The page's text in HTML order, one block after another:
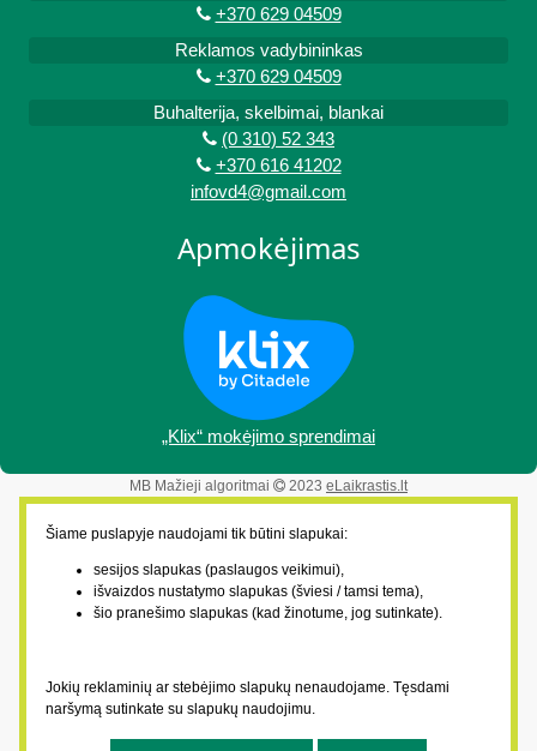
+370 629 04509
Reklamos vadybininkas
+370 629 04509
Buhalterija, skelbimai, blankai
(0 310) 52 343
+370 616 41202
infovd4@gmail.com
Apmokėjimas
„Klix“ mokėjimo sprendimai
MB Mažieji algoritmai 2023 eLaikrastis.lt
Šiame puslapyje naudojami tik būtini slapukai:
sesijos slapukas (paslaugos veikimui),
išvaizdos nustatymo slapukas (šviesi / tamsi tema),
šio pranešimo slapukas (kad žinotume, jog sutinkate).
Jokių reklaminių ar stebėjimo slapukų nenaudojame. Tęsdami
naršymą sutinkate su slapukų naudojimu.